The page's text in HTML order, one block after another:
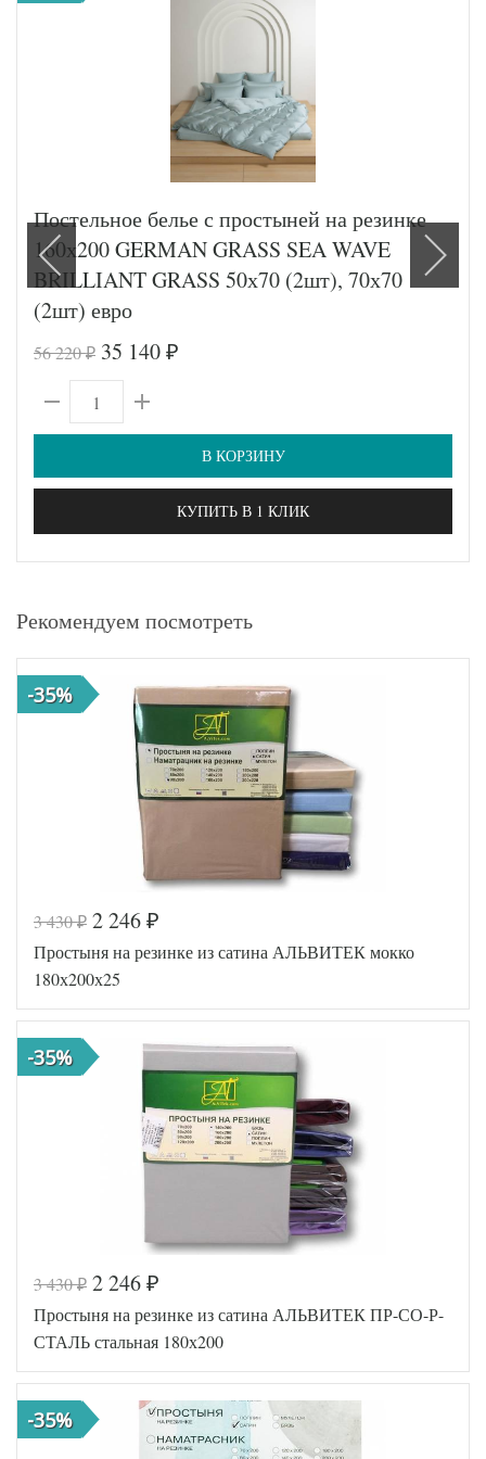
Постельное белье с простыней на резинке
160х200 GERMAN GRASS SEA WAVE
BRILLIANT GRASS 50х70 (2шт), 70х70
(2шт) евро
56 220₽ 35 140 ₽
В КОРЗИНУ
КУПИТЬ В 1 КЛИК
Рекомендуем посмотреть
-35%
Код товара
546-628
Артикул
AL460704
8020289
Размер
простыни
180х200
(на
резинке)
Производитель
АльВиТек
(Россия)
3 430₽ 2 246 ₽
Простыня на резинке из сатина АЛЬВИТЕК мокко
180х200х25
-35%
3 430₽ 2 246 ₽
Простыня на резинке из сатина АЛЬВИТЕК ПР-СО-Р-
СТАЛЬ стальная 180х200
-35%